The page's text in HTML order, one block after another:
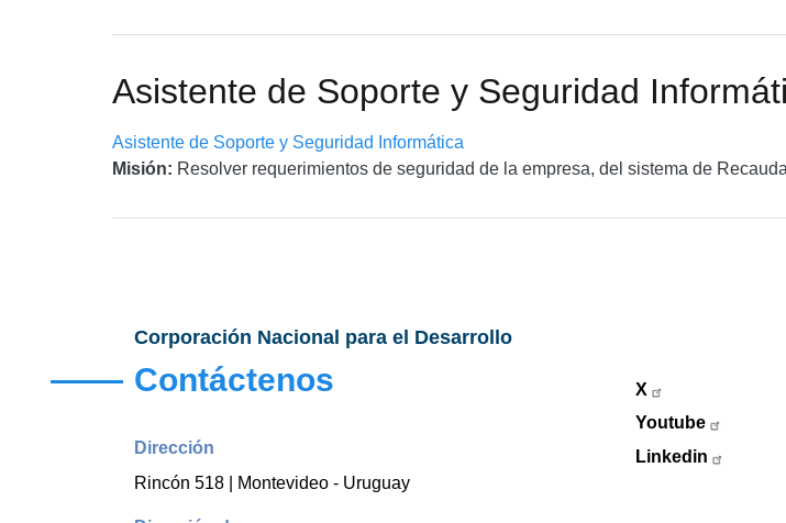
Asistente de Soporte y Seguridad
Asistente de Soporte y Seguridad Informática
Misión: Resolver requerimientos de seguridad de la empresa, del sistema de
Corporación Nacional para el Desarrollo
Contáctenos
Dirección
Rincón 518 | Montevideo - Uruguay
X
Youtube
Linkedin